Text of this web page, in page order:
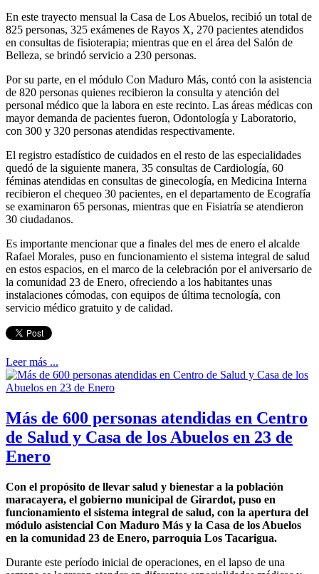
En este trayecto mensual la Casa de Los Abuelos, recibió un total de
825 personas, 325 exámenes de Rayos X, 270 pacientes atendidos
en consultas de fisioterapia; mientras que en el área del Salón de
Belleza, se brindó servicio a 230 personas.
Por su parte, en el módulo Con Maduro Más, contó con la asistencia
de 820 personas quienes recibieron la consulta y atención del
personal médico que la labora en este recinto. Las áreas médicas con
mayor demanda de pacientes fueron, Odontología y Laboratorio,
con 300 y 320 personas atendidas respectivamente.
El registro estadístico de cuidados en el resto de las especialidades
quedó de la siguiente manera, 35 consultas de Cardiología, 60
féminas atendidas en consultas de ginecología, en Medicina Interna
recibieron el chequeo 30 pacientes, en el departamento de Ecografía
se examinaron 65 personas, mientras que en Fisiatría se atendieron
30 ciudadanos.
Es importante mencionar que a finales del mes de enero el alcalde
Rafael Morales, puso en funcionamiento el sistema integral de salud
en estos espacios, en el marco de la celebración por el aniversario de
la comunidad 23 de Enero, ofreciendo a los habitantes unas
instalaciones cómodas, con equipos de última tecnología, con
servicio médico gratuito y de calidad.
Leer más ...
Más de 600 personas atendidas en Centro
de Salud y Casa de los Abuelos en 23 de
Enero
Con el propósito de llevar salud y bienestar a la población
maracayera, el gobierno municipal de Girardot, puso en
funcionamiento el sistema integral de salud, con la apertura del
módulo asistencial Con Maduro Más y la Casa de los Abuelos
en la comunidad 23 de Enero, parroquia Los Tacarigua.
Durante este período inicial de operaciones, en el lapso de una